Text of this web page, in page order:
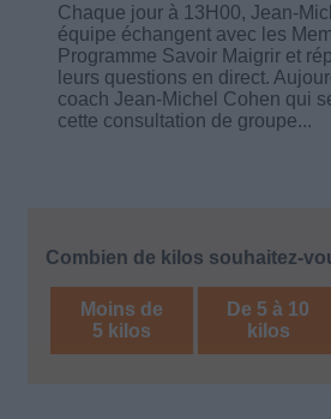
Chaque jour à 13H00, Jean-
équipe échangent avec les
Programme Savoir Maigrir et
leurs questions en direct.
coach Jean-Michel Cohen qui
cette consultation de groupe...
Combien de kilos souhaitez-
Moins de
5 kilos
De 5 à 10
kilos